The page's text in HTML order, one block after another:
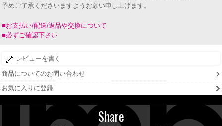
予めご了承くださいますようお願い申し上げます。
■お支払い/配送/返品や交換について
■必ずご確認下さい
レビューを書く
商品についてのお問い合わせ
お気に入りに登録
Share